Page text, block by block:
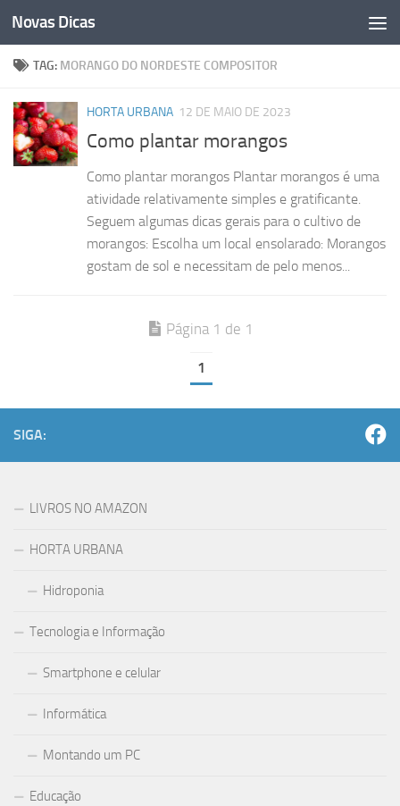
Skip to content
Novas Dicas
TAG: MORANGO DO NORDESTE COMPOSITOR
HORTA URBANA 12 DE MAIO DE 2023
Como plantar morangos
Como plantar morangos Plantar morangos é uma
atividade relativamente simples e gratificante.
Seguem algumas dicas gerais para o cultivo de
morangos: Escolha um local ensolarado: Morangos
gostam de sol e necessitam de pelo menos...
Página 1 de 1
1
SIGA:
LIVROS NO AMAZON
HORTA URBANA
Hidroponia
Tecnologia e Informação
Smartphone e celular
Informática
Montando um PC
Educação